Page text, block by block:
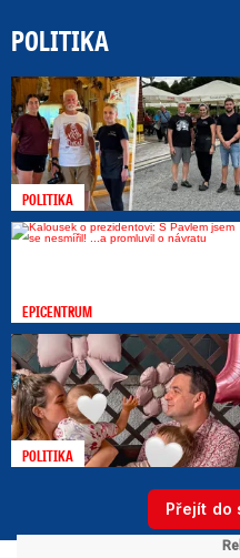
POLITIKA
POLITIKA
EPICENTRUM
POLITIKA
Přejít do